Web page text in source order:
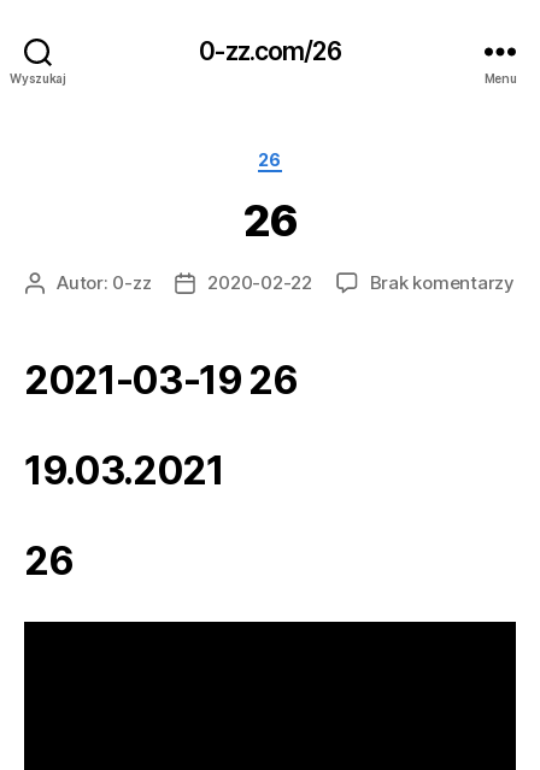
Wyszukaj
0-zz.com/26
Menu
Kategorie
26
26
AutorAutor: 0-zz
Data2020-02-22 Brak komentarzydo
2021-03-19 26
19.03.2021
26